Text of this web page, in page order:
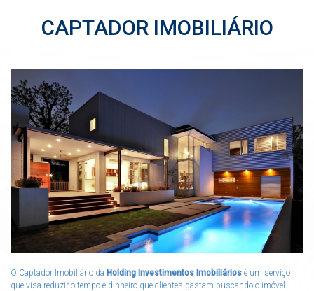
CAPTADOR IMOBILIÁRIO
O Captador Imobiliário da Holding Investimentos Imobiliários é um serviço
que visa reduzir o tempo e dinheiro que clientes gastam buscando o imóvel